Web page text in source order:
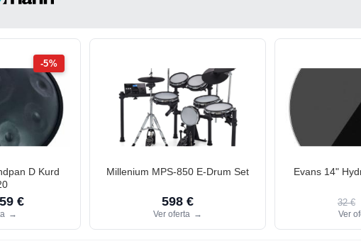
-5%
D Kurd
€
→
Millenium MPS-850 E-Drum Set
598 €
Ver oferta →
Evans 14"
32 €
Ver